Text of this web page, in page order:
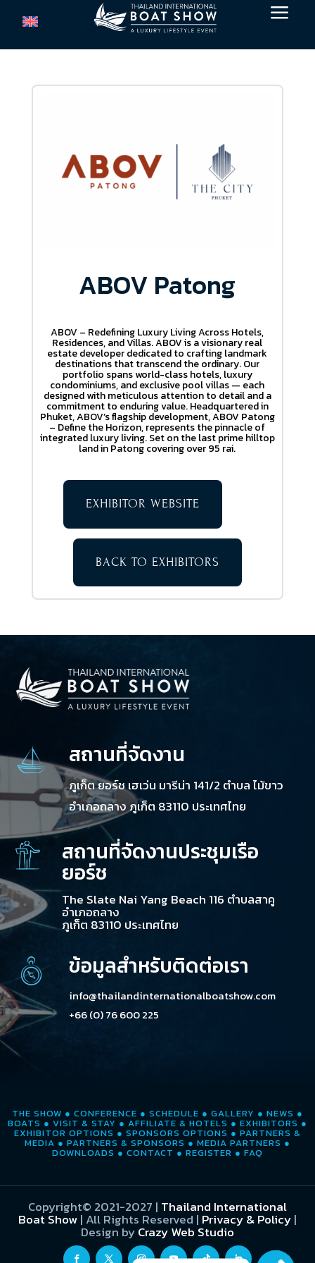
a
ABOV Patong
ABOV – Redefining Luxury Living Across Hotels,
Residences, and Villas. ABOV is a visionary real
estate developer dedicated to crafting landmark
destinations that transcend the ordinary. Our
portfolio spans world-class hotels, luxury
condominiums, and exclusive pool villas — each
designed with meticulous attention to detail and a
commitment to enduring value. Headquartered in
Phuket, ABOV’s flagship development, ABOV Patong
– Define the Horizon, represents the pinnacle of
integrated luxury living. Set on the last prime hilltop
land in Patong covering over 95 rai.
EXHIBITOR WEBSITE
BACK TO EXHIBITORS
สถานที่จัดงาน
ภูเก็ต ยอร์ช เฮเว่น มารีน่า 141/2 ตำบล ไม้ขาว
อำเภอถลาง ภูเก็ต 83110 ประเทศไทย
สถานที่จัดงานประชุมเรือ
ยอร์ช
The Slate Nai Yang Beach 116 ตำบลสาคู
อำเภอถลาง
ภูเก็ต 83110 ประเทศไทย
ข้อมูลสำหรับติดต่อเรา
info@thailandinternationalboatshow.com
+66 (0) 76 600 225
THE SHOW ● CONFERENCE ● SCHEDULE ● GALLERY ● NEWS ●
BOATS ● VISIT & STAY ● AFFILIATE & HOTELS ● EXHIBITORS ●
EXHIBITOR OPTIONS ● SPONSORS OPTIONS ● PARTNERS &
MEDIA ● PARTNERS & SPONSORS ● MEDIA PARTNERS ●
DOWNLOADS ● CONTACT ● REGISTER ● FAQ
Copyright© 2021-2027 | Thailand International
Boat Show| All Rights Reserved | Privacy & Policy|
Design byCrazy Web Studio